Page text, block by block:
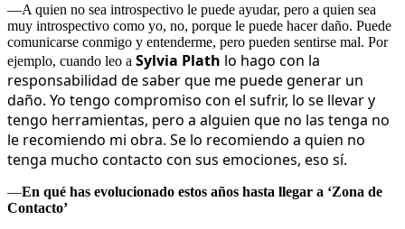
—A quien no sea introspectivo le puede ayudar, pero a quien sea
muy introspectivo como yo, no, porque le puede hacer daño. Puede
comunicarse conmigo y entenderme, pero pueden sentirse mal. Por
ejemplo, cuando leo a Sylvia Plath lo hago con la
responsabilidad de saber que me puede generar un
daño. Yo tengo compromiso con el sufrir, lo se llevar y
tengo herramientas, pero a alguien que no las tenga no
le recomiendo mi obra. Se lo recomiendo a quien no
tenga mucho contacto con sus emociones, eso sí.
—En qué has evolucionado estos años hasta llegar a ‘Zona de
Contacto’